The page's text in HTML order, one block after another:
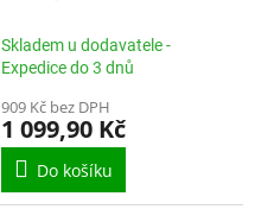
ořezávátko
Skladem u dodavatele -
Expedice do 3 dnů
909 Kč bez DPH
1 099,90 Kč
Do košíku